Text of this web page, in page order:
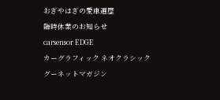
おぎやはぎの愛車遍歴
臨時休業のお知らせ
carsensor EDGE
カーグラフィック ネオクラシック
グーネットマガジン